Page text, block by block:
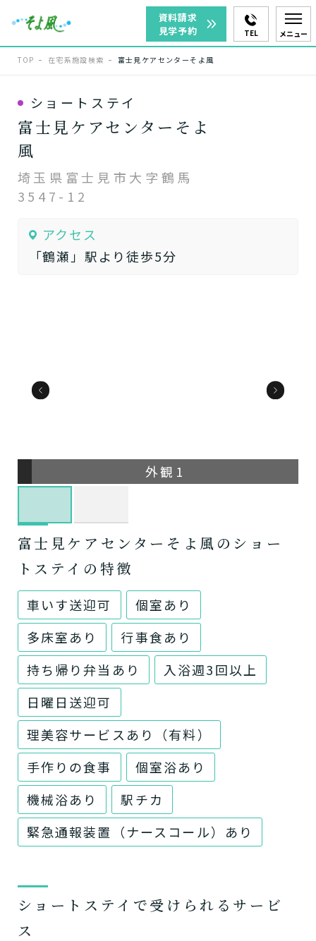
資料請求
見学予約
TEL メニュー
TOP 在宅系施設検索 富士見ケアセンターそよ風
ショートステイ
富士見ケアセンターそよ
風
埼玉県富士見市大字鶴馬
3547-12
アクセス
「鶴瀬」駅より徒歩5分
外観1
富士見ケアセンターそよ風のショー
トステイの特徴
車いす送迎可
個室あり
多床室あり
行事食あり
持ち帰り弁当あり
入浴週3回以上
日曜日送迎可
理美容サービスあり（有料）
手作りの食事
個室浴あり
機械浴あり
駅チカ
緊急通報装置（ナースコール）あり
ショートステイで受けられるサービ
ス